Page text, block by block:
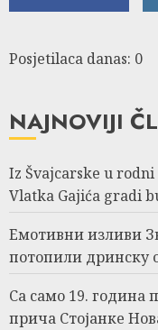
Posjetilaca danas: 0
NAJNOVIJI
Iz Švajcarske u
Vlatka Gajića gradi
Емотивни изливи
потопили дринску
Са само 19. година
прича Стојанке